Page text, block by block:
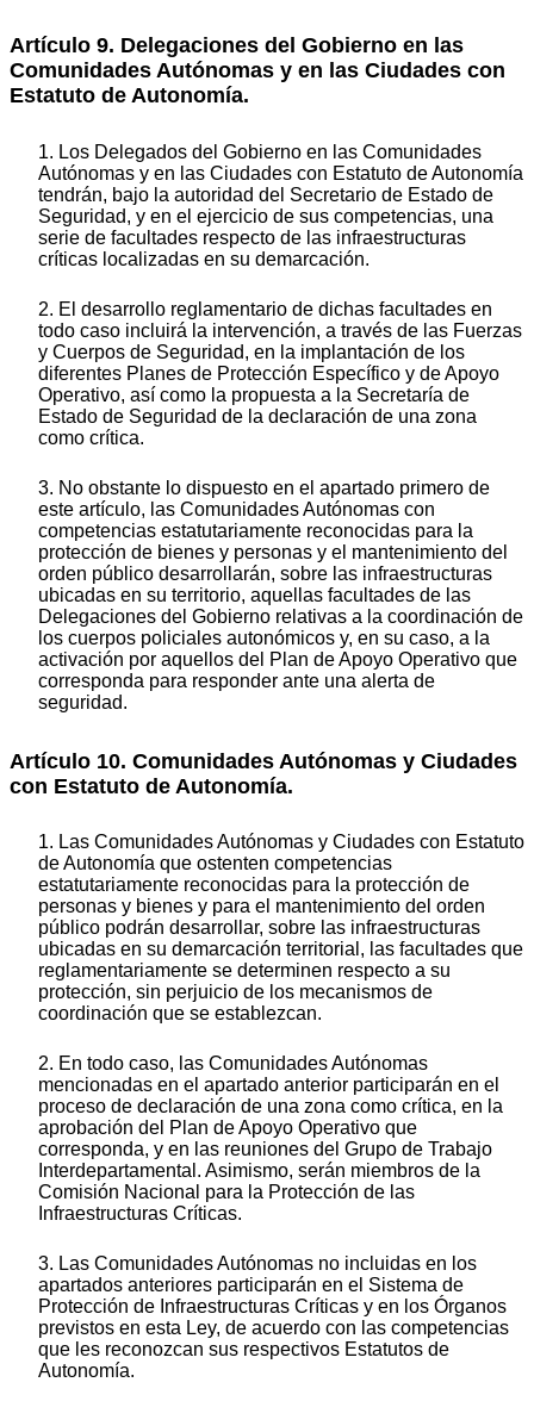
Artículo 9. Delegaciones del Gobierno en las
Comunidades Autónomas y en las Ciudades con
Estatuto de Autonomía.
1. Los Delegados del Gobierno en las Comunidades
Autónomas y en las Ciudades con Estatuto de Autonomía
tendrán, bajo la autoridad del Secretario de Estado de
Seguridad, y en el ejercicio de sus competencias, una
serie de facultades respecto de las infraestructuras
críticas localizadas en su demarcación.
2. El desarrollo reglamentario de dichas facultades en
todo caso incluirá la intervención, a través de las Fuerzas
y Cuerpos de Seguridad, en la implantación de los
diferentes Planes de Protección Específico y de Apoyo
Operativo, así como la propuesta a la Secretaría de
Estado de Seguridad de la declaración de una zona
como crítica.
3. No obstante lo dispuesto en el apartado primero de
este artículo, las Comunidades Autónomas con
competencias estatutariamente reconocidas para la
protección de bienes y personas y el mantenimiento del
orden público desarrollarán, sobre las infraestructuras
ubicadas en su territorio, aquellas facultades de las
Delegaciones del Gobierno relativas a la coordinación de
los cuerpos policiales autonómicos y, en su caso, a la
activación por aquellos del Plan de Apoyo Operativo que
corresponda para responder ante una alerta de
seguridad.
Artículo 10. Comunidades Autónomas y Ciudades
con Estatuto de Autonomía.
1. Las Comunidades Autónomas y Ciudades con Estatuto
de Autonomía que ostenten competencias
estatutariamente reconocidas para la protección de
personas y bienes y para el mantenimiento del orden
público podrán desarrollar, sobre las infraestructuras
ubicadas en su demarcación territorial, las facultades que
reglamentariamente se determinen respecto a su
protección, sin perjuicio de los mecanismos de
coordinación que se establezcan.
2. En todo caso, las Comunidades Autónomas
mencionadas en el apartado anterior participarán en el
proceso de declaración de una zona como crítica, en la
aprobación del Plan de Apoyo Operativo que
corresponda, y en las reuniones del Grupo de Trabajo
Interdepartamental. Asimismo, serán miembros de la
Comisión Nacional para la Protección de las
Infraestructuras Críticas.
3. Las Comunidades Autónomas no incluidas en los
apartados anteriores participarán en el Sistema de
Protección de Infraestructuras Críticas y en los Órganos
previstos en esta Ley, de acuerdo con las competencias
que les reconozcan sus respectivos Estatutos de
Autonomía.